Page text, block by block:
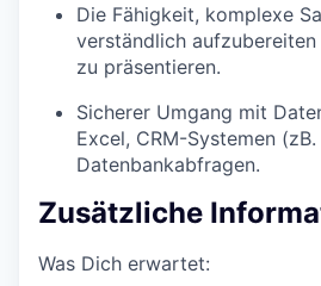
Die Fähigkeit, komplexe
verständlich
zu präsentieren.
Sicherer Umgang mit
Excel, CRM-Systemen
Datenbankabfragen.
Zusätzliche
Was Dich erwartet: